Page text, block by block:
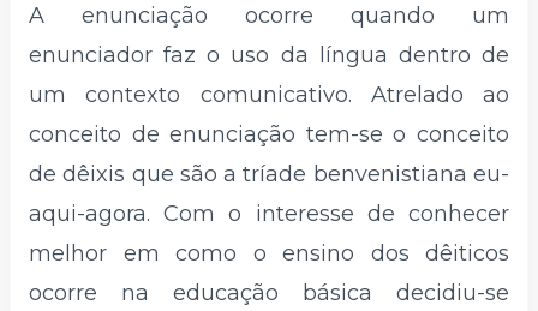
A enunciação ocorre quando um
enunciador faz o uso da língua dentro de
um contexto comunicativo. Atrelado ao
conceito de enunciação tem-se o conceito
de dêixis que são a tríade benvenistiana eu-
aqui-agora. Com o interesse de conhecer
melhor em como o ensino dos dêiticos
ocorre na educação básica decidiu-se